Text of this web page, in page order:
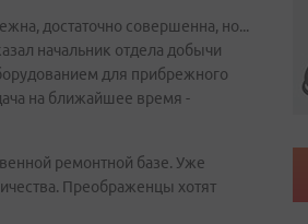
достаточно совершенна, но...
начальник отдела добычи
для прибрежного
на ближайшее время -
ремонтной базе. Уже
Преображенцы хотят